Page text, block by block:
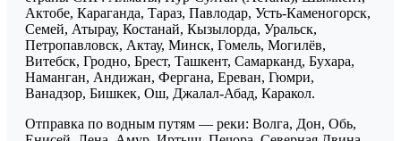
Актобе, Караганда, Тараз, Павлодар, Усть-Каменогорск,
Семей, Атырау, Костанай, Кызылорда, Уральск,
Петропавловск, Актау, Минск, Гомель, Могилёв,
Витебск, Гродно, Брест, Ташкент, Самарканд, Бухара,
Наманган, Андижан, Фергана, Ереван, Гюмри,
Ванадзор, Бишкек, Ош, Джалал-Абад, Каракол.
Отправка по водным путям — реки: Волга, Дон, Обь,